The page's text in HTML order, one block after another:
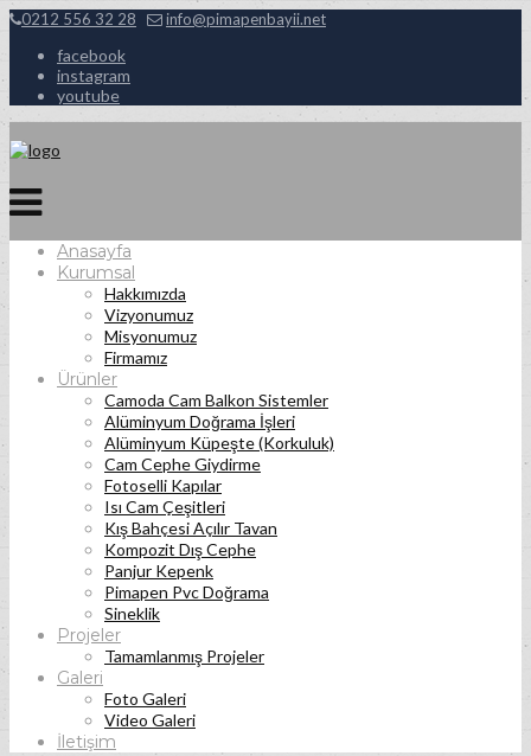
0212 556 32 28 info@pimapenbayii.net
facebook
instagram
youtube
Anasayfa
Kurumsal
Hakkımızda
Vizyonumuz
Misyonumuz
Firmamız
Ürünler
Camoda Cam Balkon Sistemler
Alüminyum Doğrama İşleri
Alüminyum Küpeşte (Korkuluk)
Cam Cephe Giydirme
Fotoselli Kapılar
Isı Cam Çeşitleri
Kış Bahçesi Açılır Tavan
Kompozit Dış Cephe
Panjur Kepenk
Pimapen Pvc Doğrama
Sineklik
Projeler
Tamamlanmış Projeler
Galeri
Foto Galeri
Video Galeri
İletişim